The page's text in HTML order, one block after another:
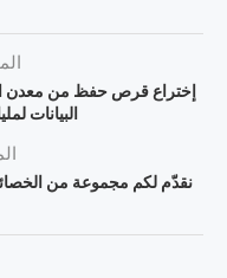
البيانات
نقدّم لكم مجموعة من